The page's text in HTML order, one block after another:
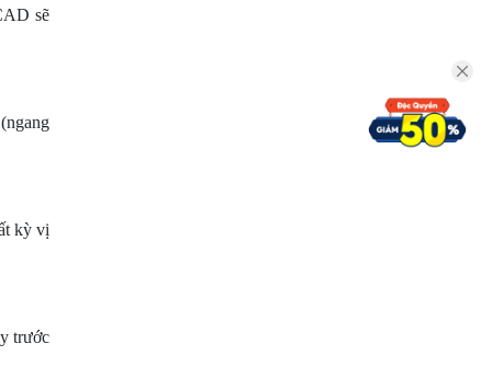
sẽ
kỳ vị
trước